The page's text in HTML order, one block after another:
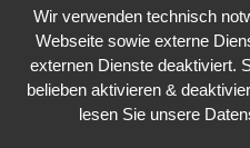
Die Geschichte
9. Juli 2018
Wir verwenden technisch
Webseite sowie externe
externen Dienste deaktiviert.
belieben aktivieren &
lesen Sie unsere